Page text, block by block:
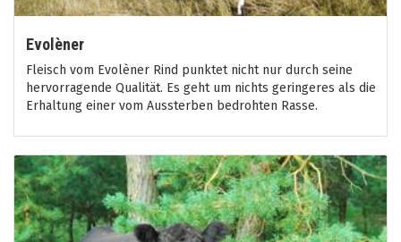
Evolèner
Fleisch vom Evolèner Rind punktet nicht nur durch seine
hervorragende Qualität. Es geht um nichts geringeres als die
Erhaltung einer vom Aussterben bedrohten Rasse.